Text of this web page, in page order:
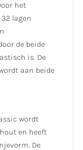
het
lagen
de beide
is. De
aan beide
wordt
en heeft
De